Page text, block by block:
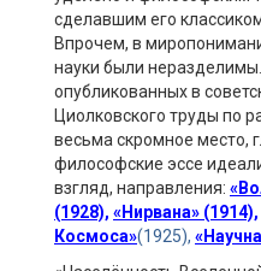
сделавшим его
Впрочем, в
науки были
опубликованных в
Циолковского труды по
весьма скромное место,
философские эссе
взгляд, направления:
(1928), «Нирвана» (1914),
Космоса»(1925),